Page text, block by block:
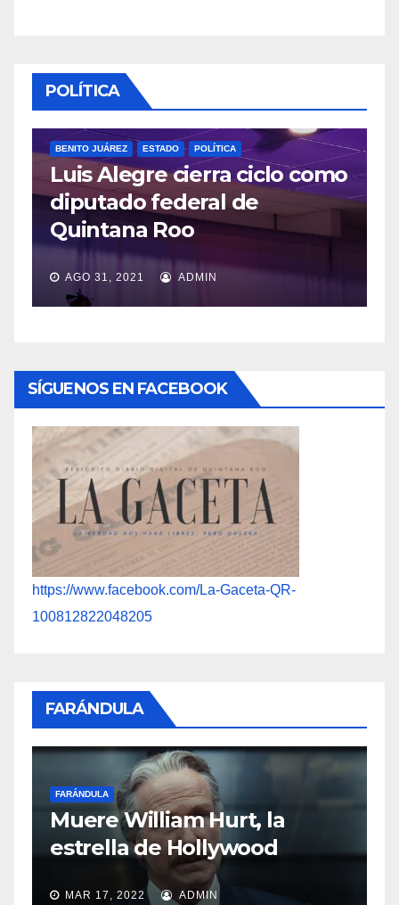
POLÍTICA
BENITO JUÁREZ ESTADO POLÍTICA
Luis Alegre cierra ciclo como
diputado federal de
Quintana Roo
AGO 31, 2021 ADMIN
SÍGUENOS EN FACEBOOK
https://www.facebook.com/La-Gaceta-QR-
100812822048205
FARÁNDULA
FARÁNDULA
Muere William Hurt, la
estrella de Hollywood
MAR 17, 2022 ADMIN